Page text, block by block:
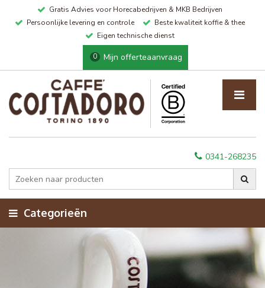
Gratis Advies voor Horecabedrijven & MKB Bedrijven
Persoonlijke levering en controle
Beste kwaliteit koffie & thee
Eigen technische dienst
0 Mijn offerteaanvraag
0341-268235
Categorieën